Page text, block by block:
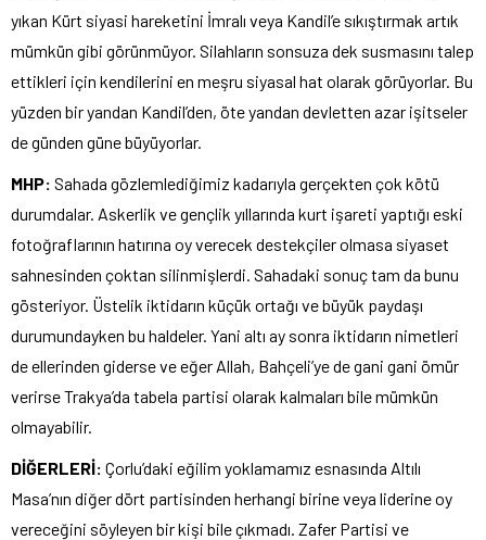
yıkan Kürt siyasi hareketini İmralı veya Kandil’e sıkıştırmak artık
mümkün gibi görünmüyor. Silahların sonsuza dek susmasını talep
ettikleri için kendilerini en meşru siyasal hat olarak görüyorlar. Bu
yüzden bir yandan Kandil’den, öte yandan devletten azar işitseler
de günden güne büyüyorlar.
MHP: Sahada gözlemlediğimiz kadarıyla gerçekten çok kötü
durumdalar. Askerlik ve gençlik yıllarında kurt işareti yaptığı eski
fotoğraflarının hatırına oy verecek destekçiler olmasa siyaset
sahnesinden çoktan silinmişlerdi. Sahadaki sonuç tam da bunu
gösteriyor. Üstelik iktidarın küçük ortağı ve büyük paydaşı
durumundayken bu haldeler. Yani altı ay sonra iktidarın nimetleri
de ellerinden giderse ve eğer Allah, Bahçeli’ye de gani gani ömür
verirse Trakya’da tabela partisi olarak kalmaları bile mümkün
olmayabilir.
DİĞERLERİ: Çorlu’daki eğilim yoklamamız esnasında Altılı
Masa’nın diğer dört partisinden herhangi birine veya liderine oy
vereceğini söyleyen bir kişi bile çıkmadı. Zafer Partisi ve